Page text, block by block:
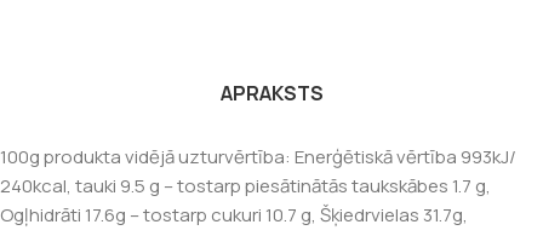
APRAKSTS
100g produkta vidējā uzturvērtība: Enerģētiskā vērtība 993kJ/
240kcal, tauki 9.5 g – tostarp piesātinātās taukskābes 1.7 g,
Ogļhidrāti 17.6g – tostarp cukuri 10.7 g, Šķiedrvielas 31.7g,